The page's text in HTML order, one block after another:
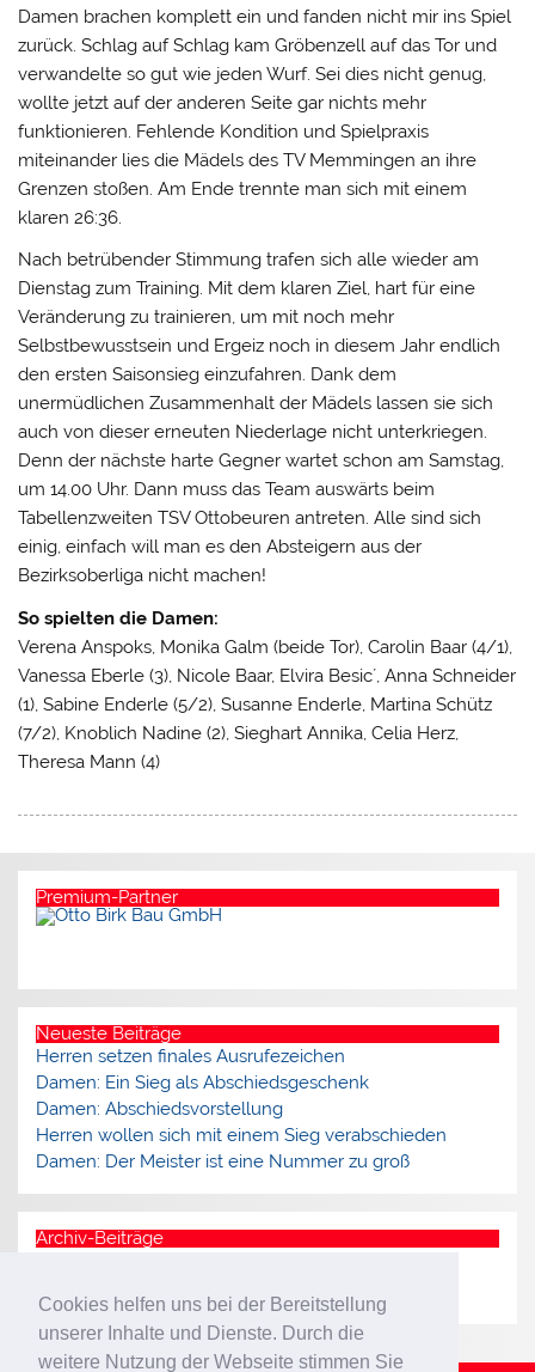
Cookies helfen uns bei der Bereitstellung
unserer Inhalte und Dienste. Durch die
weitere Nutzung der Webseite stimmen Sie
Damen brachen komplett ein und fanden nicht mir ins Spiel
zurück. Schlag auf Schlag kam Gröbenzell auf das Tor und
verwandelte so gut wie jeden Wurf. Sei dies nicht genug,
wollte jetzt auf der anderen Seite gar nichts mehr
funktionieren. Fehlende Kondition und Spielpraxis
miteinander lies die Mädels des TV Memmingen an ihre
Grenzen stoßen. Am Ende trennte man sich mit einem
klaren 26:36.
Nach betrübender Stimmung trafen sich alle wieder am
Dienstag zum Training. Mit dem klaren Ziel, hart für eine
Veränderung zu trainieren, um mit noch mehr
Selbstbewusstsein und Ergeiz noch in diesem Jahr endlich
den ersten Saisonsieg einzufahren. Dank dem
unermüdlichen Zusammenhalt der Mädels lassen sie sich
auch von dieser erneuten Niederlage nicht unterkriegen.
Denn der nächste harte Gegner wartet schon am Samstag,
um 14.00 Uhr. Dann muss das Team auswärts beim
Tabellenzweiten TSV Ottobeuren antreten. Alle sind sich
einig, einfach will man es den Absteigern aus der
Bezirksoberliga nicht machen!
So spielten die Damen:
Verena Anspoks, Monika Galm (beide Tor), Carolin Baar (4/1),
Vanessa Eberle (3), Nicole Baar, Elvira Besic´, Anna Schneider
(1), Sabine Enderle (5/2), Susanne Enderle, Martina Schütz
(7/2), Knoblich Nadine (2), Sieghart Annika, Celia Herz,
Theresa Mann (4)
Premium-Partner
Neueste Beiträge
Herren setzen finales Ausrufezeichen
Damen: Ein Sieg als Abschiedsgeschenk
Damen: Abschiedsvorstellung
Herren wollen sich mit einem Sieg verabschieden
Damen: Der Meister ist eine Nummer zu groß
Archiv-Beiträge